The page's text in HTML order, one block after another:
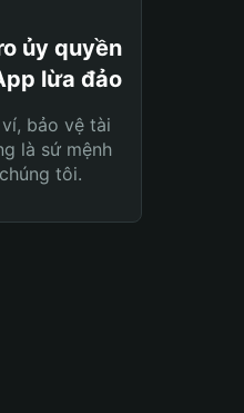
ủy quyền
lừa đảo
bảo vệ tài
là sứ mệnh
tôi.